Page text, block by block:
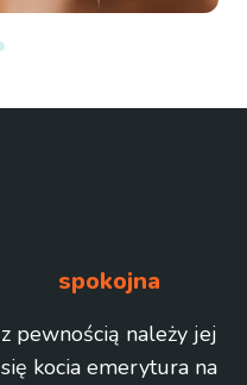
spokojna
z pewnością należy jej
się kocia emerytura na